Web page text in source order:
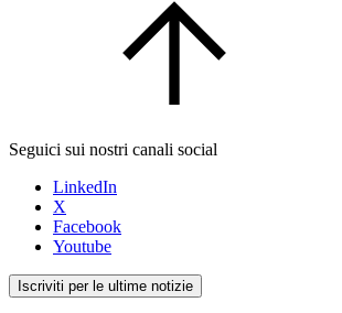
Seguici sui nostri canali social
LinkedIn
X
Facebook
Youtube
Iscriviti per le ultime notizie